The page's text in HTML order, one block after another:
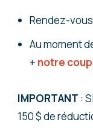
Rendez-
Au moment
+ notre
IMPORTANT :
150 $ de